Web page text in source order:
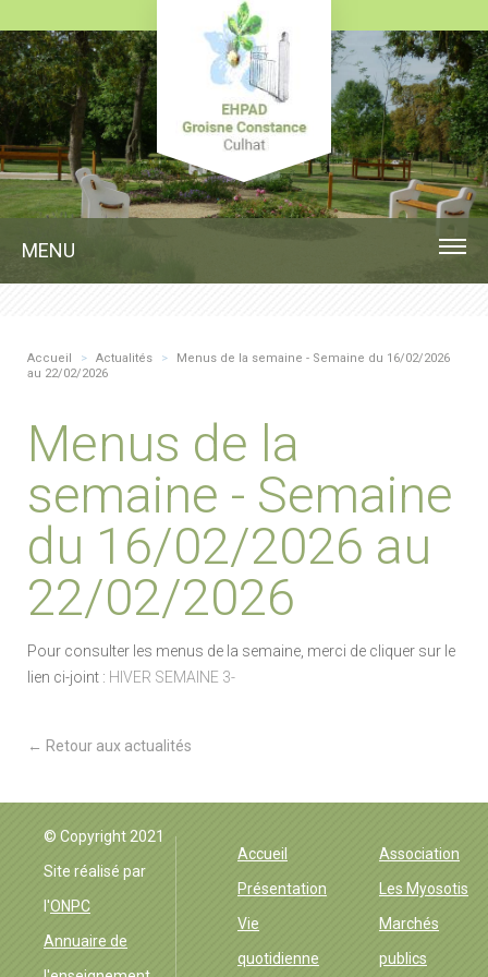
MENU
Accueil > Actualités >
Menus de la semaine - Semaine du 16/02/2026
au 22/02/2026
Menus de la
semaine - Semaine
du 16/02/2026 au
22/02/2026
Pour consulter les menus de la semaine, merci de cliquer sur le
lien ci-joint : HIVER SEMAINE 3-
← Retour aux actualités
© Copyright 2021
Site réalisé par
l'ONPC
Annuaire de
Accueil
Présentation
Vie
quotidienne
Association
Les Myosotis
Marchés
publics